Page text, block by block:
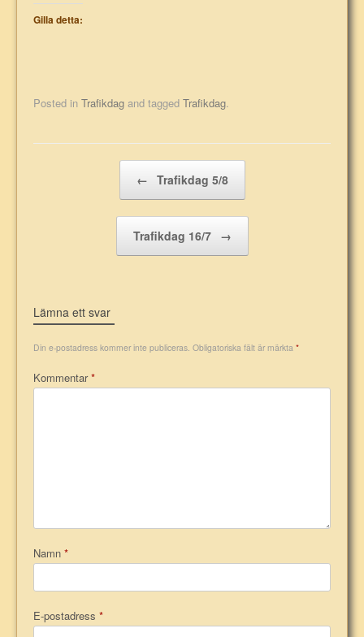
Gilla detta:
Posted in Trafikdag and tagged Trafikdag.
← Trafikdag 5/8
Trafikdag 16/7 →
Lämna ett svar
Din e-postadress kommer inte publiceras. Obligatoriska fält är märkta *
Kommentar*
Namn *
E-postadress *